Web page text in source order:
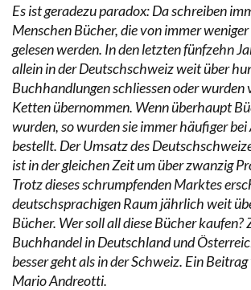
Es ist geradezu paradox: Da schreiben
Menschen Bücher, die von immer
gelesen werden. In den letzten fünfzehn
allein in der Deutschschweiz weit über
Buchhandlungen schliessen oder wurden
Ketten übernommen. Wenn überhaupt
wurden, so wurden sie immer häufiger
bestellt. Der Umsatz des
ist in der gleichen Zeit um über zwanzig
Trotz dieses schrumpfenden Marktes
deutschsprachigen Raum jährlich weit
Bücher. Wer soll all diese Bücher kaufen?
Buchhandel in Deutschland und
besser geht als in der Schweiz. Ein
Mario Andreotti.